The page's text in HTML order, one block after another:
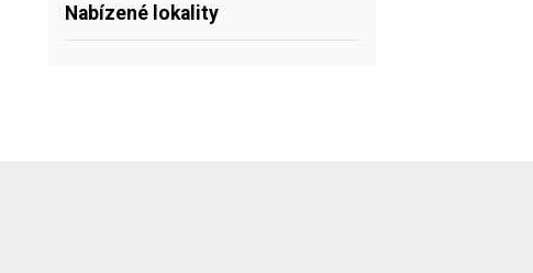
Nabízené lokality